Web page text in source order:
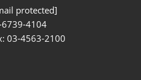
protected]
4104
03-4563-2100